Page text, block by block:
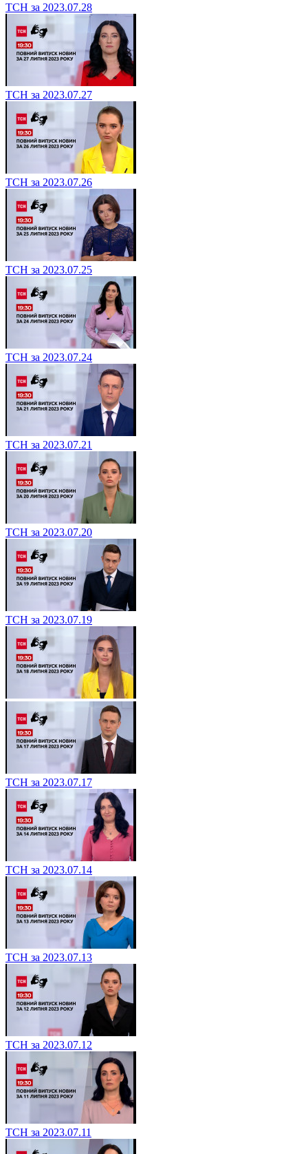
ТСН за 2023.07.28
ТСН за 2023.07.27
ТСН за 2023.07.26
ТСН за 2023.07.25
ТСН за 2023.07.24
ТСН за 2023.07.21
ТСН за 2023.07.20
ТСН за 2023.07.19
ТСН за 2023.07.17
ТСН за 2023.07.14
ТСН за 2023.07.13
ТСН за 2023.07.12
ТСН за 2023.07.11